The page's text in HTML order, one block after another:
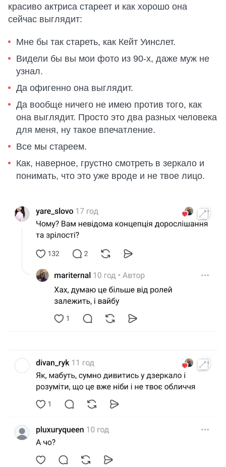
красиво актриса стареет и как хорошо она
сейчас выглядит:
Мне бы так стареть, как Кейт Уинслет.
Видели бы вы мои фото из 90-х, даже муж не
узнал.
Да офигенно она выглядит.
Да вообще ничего не имею против того, как
она выглядит. Просто это два разных человека
для меня, ну такое впечатление.
Все мы стареем.
Как, наверное, грустно смотреть в зеркало и
понимать, что это уже вроде и не твое лицо.